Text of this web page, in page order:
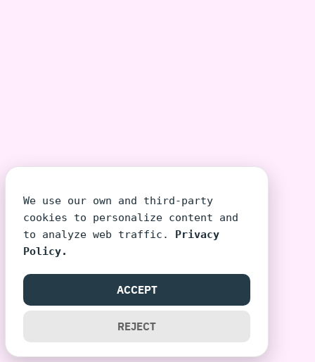
We use our own and third-party
cookies to personalize content and
to analyze web traffic. Privacy
Policy.
ACCEPT
REJECT